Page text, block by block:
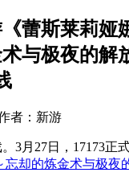
蕾斯莱莉娅
与极夜的解
者：新游
3月27日，17173正
忘却的炼金术与极夜